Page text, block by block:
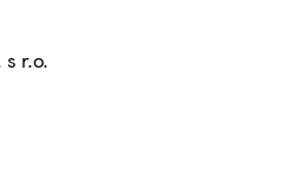
s r.o.